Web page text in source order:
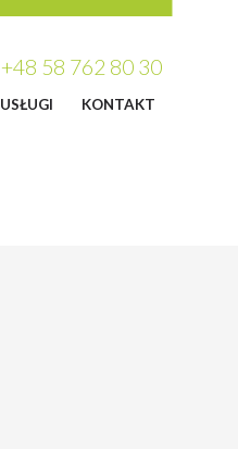
+48 58 762 80 30
USŁUGI KONTAKT